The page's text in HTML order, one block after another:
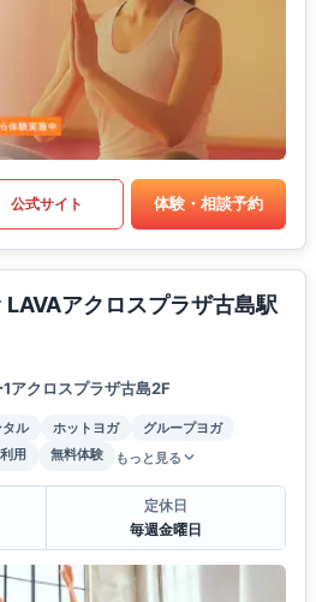
公式サイト 体験・相談予約
アクロスプラザ古島駅
アクロスプラザ古島2F
ル ホットヨガ
グループヨガ
用 無料体験 もっと見る
定休日
毎週金曜日